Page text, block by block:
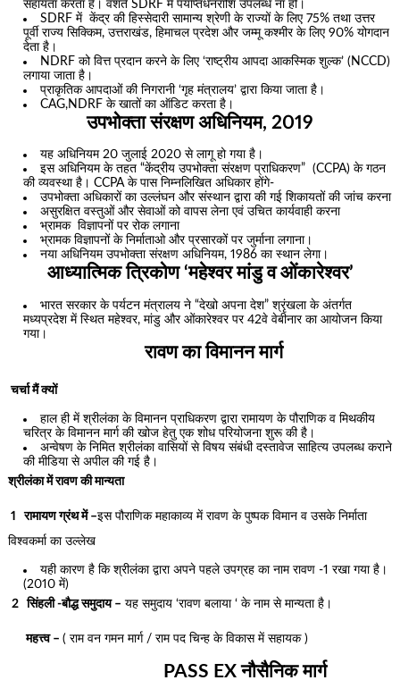
सहायता करता है। वशर्ते SDRF में पर्याप्तधनराशि उपलब्ध ना हो।
SDRF में केंद्र की हिस्सेदारी सामान्य श्रेणी के राज्यों के लिए 75% तथा उत्तर
पूर्वी राज्य सिक्किम, उत्तराखंड, हिमाचल प्रदेश और जम्मू कश्मीर के लिए 90% योगदान
देता है।
NDRF को वित्त प्रदान करने के लिए ‘राष्ट्रीय आपदा आकस्मिक शुल्क’ (NCCD)
लगाया जाता है।
प्राकृतिक आपदाओं की निगरानी ‘गृह मंत्रालय’ द्वारा किया जाता है।
CAG,NDRF के खातों का ऑडिट करता है।
उपभोक्ता संरक्षण अधिनियम, 2019
यह अधिनियम 20 जुलाई 2020 से लागू हो गया है।
इस अधिनियम के तहत “केंद्रीय उपभोक्ता संरक्षण प्राधिकरण” (CCPA) के गठन
की व्यवस्था है। CCPA के पास निम्नलिखित अधिकार होंगे-
उपभोक्ता अधिकारों का उल्लंघन और संस्थान द्वारा की गई शिकायतों की जांच करना
असुरक्षित वस्तुओं और सेवाओं को वापस लेना एवं उचित कार्यवाही करना
भ्रामक विज्ञापनों पर रोक लगाना
भ्रामक विज्ञापनों के निर्माताओ और प्रसारकों पर जुर्माना लगाना।
नया अधिनियम उपभोक्ता संरक्षण अधिनियम, 1986 का स्थान लेगा।
आध्यात्मिक त्रिकोण ‘महेश्वर मांडु व ओंकारेश्वर’
भारत सरकार के पर्यटन मंत्रालय ने “देखो अपना देश” श्रृंखला के अंतर्गत
मध्यप्रदेश में स्थित महेश्वर, मांडु और ओंकारेश्वर पर 42वे वेबीनार का आयोजन किया
गया।
रावण का विमानन मार्ग
चर्चा मैं क्यों
हाल ही में श्रीलंका के विमानन प्राधिकरण द्वारा रामायण के पौराणिक व मिथकीय
चरित्र के विमानन मार्ग की खोज हेतु एक शोध परियोजना शुरू की है।
अन्वेषण के निमित श्रीलंका वासियों से विषय संबंधी दस्तावेज साहित्य उपलब्ध कराने
की मीडिया से अपील की गई है।
श्रीलंका में रावण की मान्यता
1 रामायण ग्रंथ में –इस पौराणिक महाकाव्य में रावण के पुष्पक विमान व उसके निर्माता
विश्वकर्मा का उल्लेख
यही कारण है कि श्रीलंका द्वारा अपने पहले उपग्रह का नाम रावण -1 रखा गया है।
(2010 में)
2 सिंहली -बौद्ध समुदाय – यह समुदाय ‘रावण बलाया ‘ के नाम से मान्यता है।
महत्त्व – ( राम वन गमन मार्ग / राम पद चिन्ह के विकास में सहायक )
PASS EX नौसैनिक मार्ग